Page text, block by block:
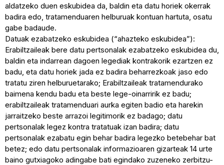
aldatzeko duen eskubidea da, baldin eta datu horiek okerrak
badira edo, tratamenduaren helburuak kontuan hartuta, osatu
gabe badaude.
Datuak ezabatzeko eskubidea (“ahazteko eskubidea”):
Erabiltzaileak bere datu pertsonalak ezabatzeko eskubidea du,
baldin eta indarrean dagoen legediak kontrakorik ezartzen ez
badu, eta datu horiek jada ez badira beharrezkoak jaso edo
tratatu ziren helburuetarako; Erabiltzaileak tratamendurako
baimena kendu badu eta beste lege-oinarririk ez badu;
erabiltzaileak tratamenduari aurka egiten badio eta harekin
jarraitzeko beste arrazoi legitimorik ez badago; datu
pertsonalak legez kontra tratatuak izan badira; datu
pertsonalak ezabatu egin behar badira legezko betebehar bat
betez; edo datu pertsonalak informazioaren gizarteak 14 urte
baino gutxiagoko adingabe bati egindako zuzeneko zerbitzu-